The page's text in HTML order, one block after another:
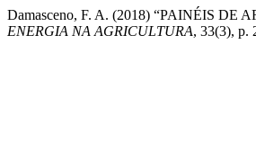
Damasceno, F. A. (2018) “PAINÉIS
ENERGIA NA AGRICULTURA, 33(3), p.